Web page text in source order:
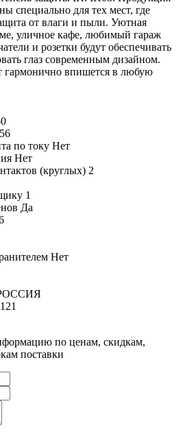
специально для тех мест, где
от влаги и пыли. Уютная
уличное кафе, любимый гараж
и розетки будут обеспечивать
глаз современным дизайном.
гармонично впишется в любую
56
по току Нет
Нет
(круглых) 2
1
Да
Нет
121
по ценам, скидкам,
поставки